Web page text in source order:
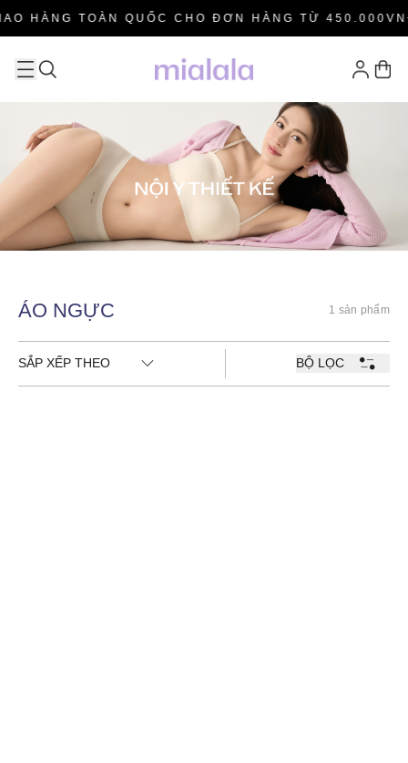
HÀNG TOÀN QUỐC CHO ĐƠN HÀNG TỪ
ÁO NGỰC 1 sản phẩm
SẮP XẾP THEO BỘ LỌC